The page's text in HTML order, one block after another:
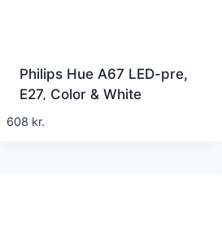
Philips Hue A67 LED-pre,
E27, Color & White
ambiance, 11,8W, 1600lm,
608 kr.